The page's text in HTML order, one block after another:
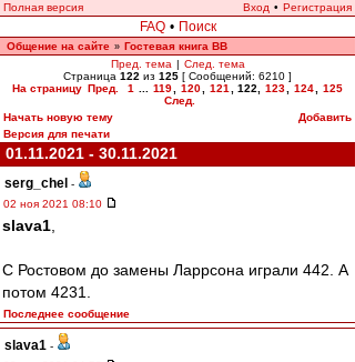
Полная версия Вход • Регистрация
FAQ • Поиск
Общение на сайте » Гостевая книга ВВ
Пред. тема | След. тема
Страница 122 из 125 [ Сообщений: 6210 ]
На страницу Пред. 1 119 120 121 122 123 124
125
След.
Начать новую тему
Добавить
Версия для печати
01.11.2021 - 30.11.2021
serg_chel -
02 ноя 2021 08:10
slava1
С Ростовом до замены Ларрсона играли 442. А
потом 4231.
Последнее сообщение
slava1 -